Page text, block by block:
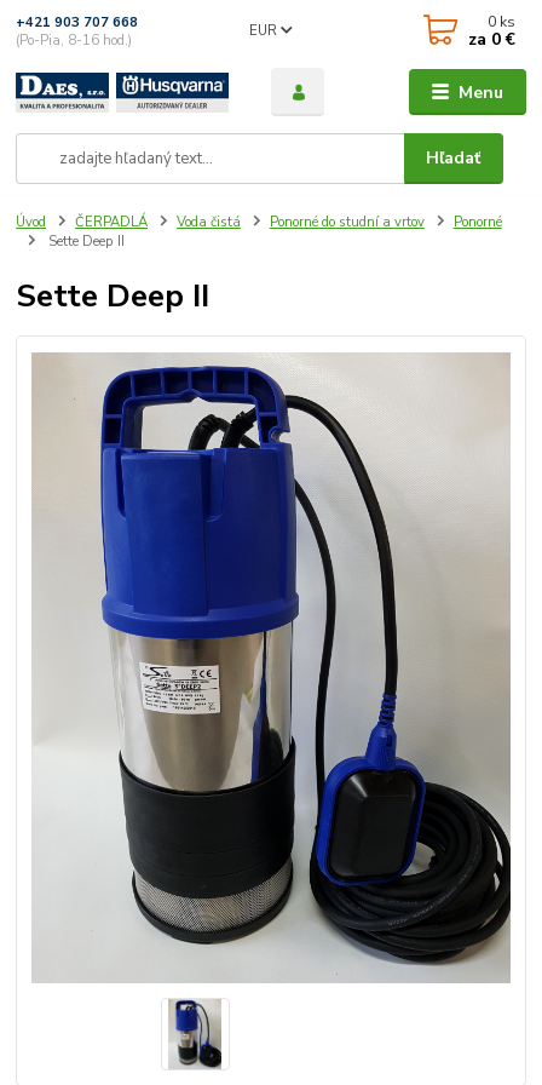
Menu
EUR
Hľadať
+421 903 707 668
(Po-Pia, 8-16 hod.)
0 ks
za 0 €
Úvod ČERPADLÁ Voda čistá Ponorné do studní a vrtov
Ponorné
Sette Deep II
Sette Deep II